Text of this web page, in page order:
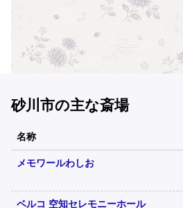
砂川市の主な斎場
名称
メモワールわしお
ベルコ 空知セレモニーホール